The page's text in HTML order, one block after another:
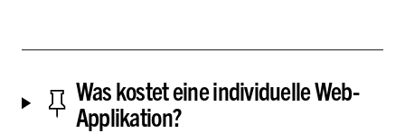
Was kostet eine individuelle Web-
Applikation?